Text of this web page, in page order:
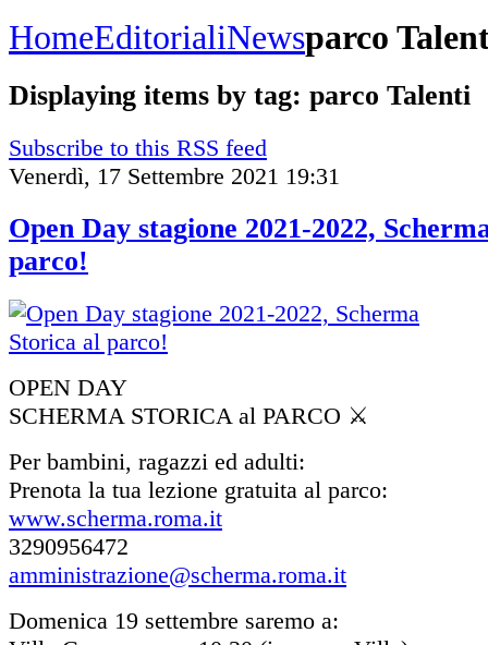
HomeEditorialiNewsparco
Displaying items by tag: parco Talenti
Subscribe to this RSS feed
Venerdì, 17 Settembre 2021 19:31
Open Day stagione 2021-2022,
parco!
OPEN DAY
SCHERMA STORICA al PARCO ⚔
Per bambini, ragazzi ed adulti:
Prenota la tua lezione gratuita al parco:
www.scherma.roma.it
3290956472
amministrazione@scherma.roma.it
Domenica 19 settembre saremo a: